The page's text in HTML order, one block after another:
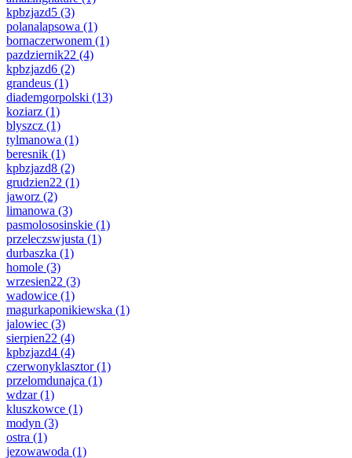
kpbzjazd5 (3)
polanalapsowa (1)
bornaczerwonem (1)
pazdziernik22 (4)
kpbzjazd6 (2)
grandeus (1)
diademgorpolski (13)
koziarz (1)
blyszcz (1)
tylmanowa (1)
beresnik (1)
kpbzjazd8 (2)
grudzien22 (1)
jaworz (2)
limanowa (3)
pasmolososinskie (1)
przeleczswjusta (1)
durbaszka (1)
homole (3)
wrzesien22 (3)
wadowice (1)
magurkaponikiewska (1)
jalowiec (3)
sierpien22 (4)
kpbzjazd4 (4)
czerwonyklasztor(1)
przelomdunajca (1)
wdzar(1)
kluszkowce (1)
modyn (3)
ostra (1)
jezowawoda (1)